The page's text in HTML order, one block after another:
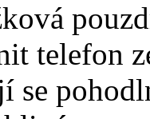
telefon
se